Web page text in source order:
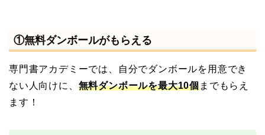
①無料ダンボールがもらえる
専門書アカデミーでは、自分でダンボールを用意でき
ない人向けに、 無料ダンボールを最大10個までもらえ
ます！